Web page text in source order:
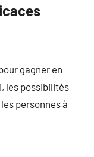
gagner en
les possibilités
personnes à